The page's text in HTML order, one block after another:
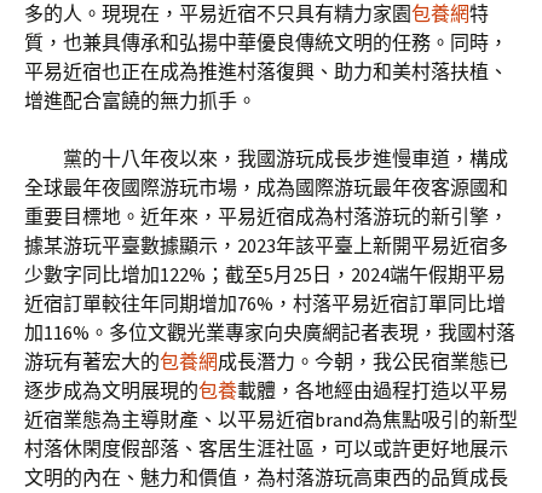
多的人。現現在，平易近宿不只具有精力家園包養網特
質，也兼具傳承和弘揚中華優良傳統文明的任務。同時，
平易近宿也正在成為推進村落復興、助力和美村落扶植、
增進配合富饒的無力抓手。
黨的十八年夜以來，我國游玩成長步進慢車道，構成
全球最年夜國際游玩市場，成為國際游玩最年夜客源國和
重要目標地。近年來，平易近宿成為村落游玩的新引擎，
據某游玩平臺數據顯示，2023年該平臺上新開平易近宿多
少數字同比增加122%；截至5月25日，2024端午假期平易
近宿訂單較往年同期增加76%，村落平易近宿訂單同比增
加116%。多位文觀光業專家向央廣網記者表現，我國村落
游玩有著宏大的包養網成長潛力。今朝，我公民宿業態已
逐步成為文明展現的包養載體，各地經由過程打造以平易
近宿業態為主導財產、以平易近宿brand為焦點吸引的新型
村落休閑度假部落、客居生涯社區，可以或許更好地展示
文明的內在、魅力和價值，為村落游玩高東西的品質成長